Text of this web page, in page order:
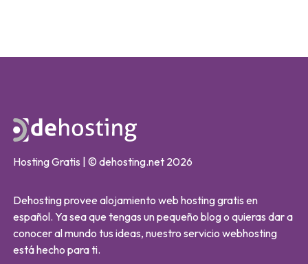
Hosting Gratis | © dehosting.net 2026
Dehosting provee alojamiento web hosting gratis en
español. Ya sea que tengas un pequeño blog o quieras dar a
conocer al mundo tus ideas, nuestro servicio webhosting
está hecho para ti.